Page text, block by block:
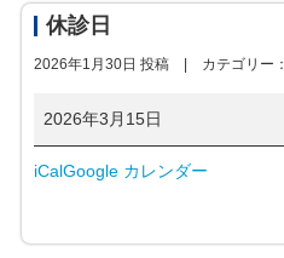
休診日
2026年1月30日 投稿 | カテゴリー：
日
2026年3月15日
iCalGoogle カレンダー